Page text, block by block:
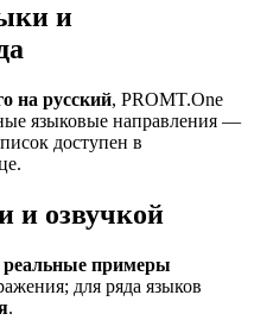
и
на русский, PROMT.One
языковые направления —
доступен в
и озвучкой
реальные примеры
для ряда языков
.